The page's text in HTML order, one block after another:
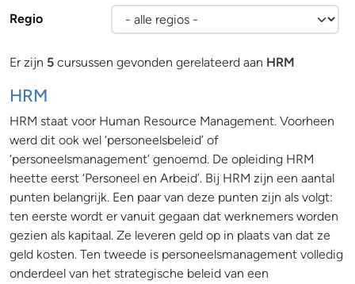
Regio
Er zijn 5 cursussen gevonden gerelateerd aan HRM
HRM
HRM staat voor Human Resource Management. Voorheen
werd dit ook wel ‘personeelsbeleid’ of
‘personeelsmanagement’ genoemd. De opleiding HRM
heette eerst ‘Personeel en Arbeid’. Bij HRM zijn een aantal
punten belangrijk. Een paar van deze punten zijn als volgt:
ten eerste wordt er vanuit gegaan dat werknemers worden
gezien als kapitaal. Ze leveren geld op in plaats van dat ze
geld kosten. Ten tweede is personeelsmanagement volledig
onderdeel van het strategische beleid van een